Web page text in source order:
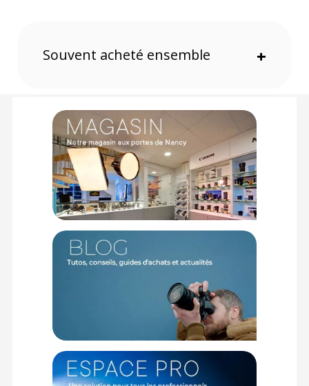
avec technologie L2 est intégré pour des performances
optimales. Il prend en charge la vidéo HEVC (.h265) et ProRes
jusqu'à une résolution 6K.
Modes photo et vidéo
Le boîtier prend en charge des rafales jusqu'à 30 ips avec
l'obturateur électronique. Vous disposez aussi du mode
Multishot qui capture des photos et les assemble pour
constituer un fichier brut de 48MP ou 96 MP. Ce mode sera
apprécié lorsque vous travaillez sur trépied sur un sujet fixe
mais est aussi accessible à main levée sans trépied grâce à
la puissance du processeur ainsi que de la stabilisation du
capteur. En vidéo, le Leica SL3-S peut filmer en 6K 10bit 4:2:0
et C4k 10bit 4:2:2 et ce, sans aucune limitation de la durée
Conception
Le boîtier métallique est certifié IP54 le rendant résistant à la
poussière et aux projections d’eau. De plus, une interface
utilisateur personnalisable est possible pour une expérience
utilisateur améliorée.
Souvent acheté ensemble +